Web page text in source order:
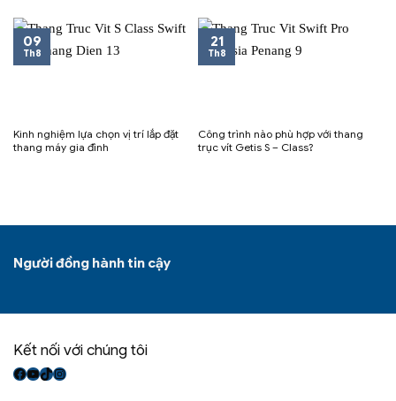
Kinh nghiệm lựa chọn vị trí lắp đặt
thang máy gia đình
09
Th8
Công trình nào phù hợp với thang
trục vít Getis S – Class?
21
Th8
Người đồng hành tin cậy
Kết nối với chúng tôi
Facebook
Youtube
TikTokInstagram